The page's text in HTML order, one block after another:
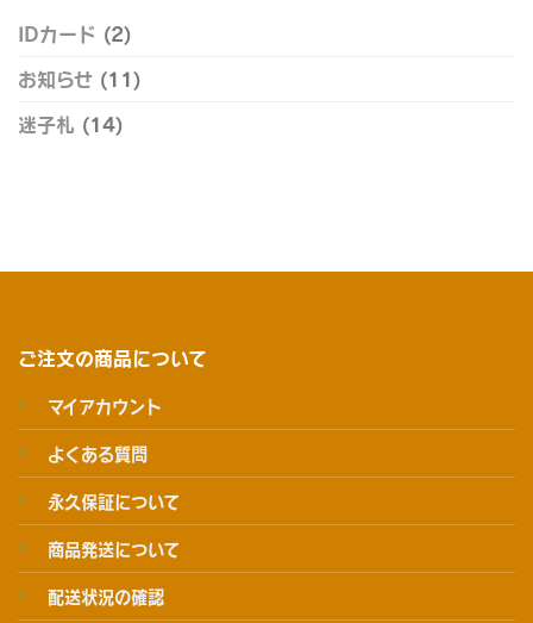
IDカード (2)
お知らせ (11)
迷子札 (14)
ご注文の商品について
マイアカウント
よくある質問
永久保証について
商品発送について
配送状況の確認